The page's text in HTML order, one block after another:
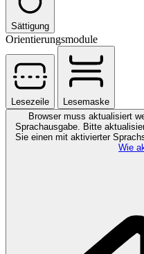
Sättigung
Orientierungsmodule
Lesezeile
Lesemaske
Browser muss aktualisiert
Sprachausgabe. Bitte
Sie einen mit aktivierter
Wie